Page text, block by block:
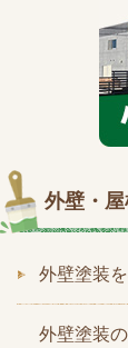
外壁・
外壁塗装
外壁塗装